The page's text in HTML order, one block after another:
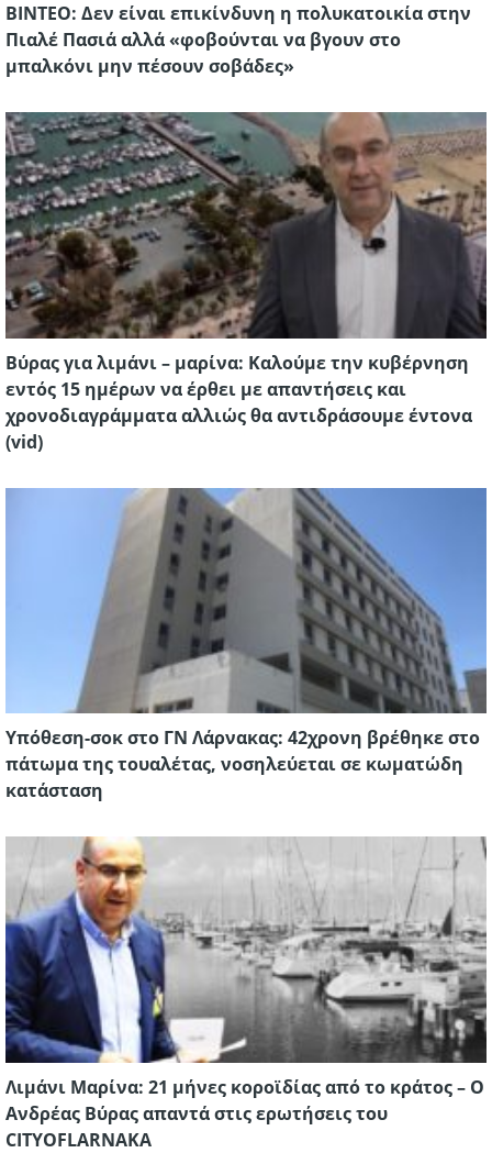
ΒΙΝΤΕΟ: Δεν είναι επικίνδυνη η πολυκατοικία στην
Πιαλέ Πασιά αλλά «φοβούνται να βγουν στο
μπαλκόνι μην πέσουν σοβάδες»
Βύρας για λιμάνι – μαρίνα: Καλούμε την κυβέρνηση
εντός 15 ημέρων να έρθει με απαντήσεις και
χρονοδιαγράμματα αλλιώς θα αντιδράσουμε έντονα
(vid)
Υπόθεση-σοκ στο ΓΝ Λάρνακας: 42χρονη βρέθηκε στο
πάτωμα της τουαλέτας, νοσηλεύεται σε κωματώδη
κατάσταση
Λιμάνι Μαρίνα: 21 μήνες κοροϊδίας από το κράτος – Ο
Ανδρέας Βύρας απαντά στις ερωτήσεις του
CITYOFLARNAKA